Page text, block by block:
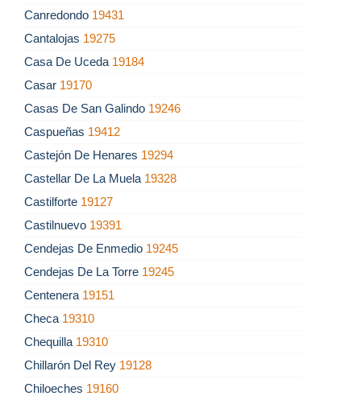
Canredondo 19431
Cantalojas 19275
Casa De Uceda 19184
Casar 19170
Casas De San Galindo 19246
Caspueñas 19412
Castejón De Henares 19294
Castellar De La Muela 19328
Castilforte 19127
Castilnuevo 19391
Cendejas De Enmedio 19245
Cendejas De La Torre 19245
Centenera 19151
Checa 19310
Chequilla 19310
Chillarón Del Rey 19128
Chiloeches 19160